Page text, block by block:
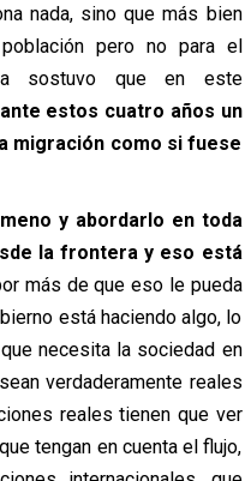
nada, sino que más bien
pero no para el
sostuvo que en este
estos cuatro años un
migración como si fuese
y abordarlo en toda
la frontera y eso está
más de que eso le pueda
está haciendo algo, lo
necesita la sociedad en
verdaderamente reales
reales tienen que ver
tengan en cuenta el flujo,